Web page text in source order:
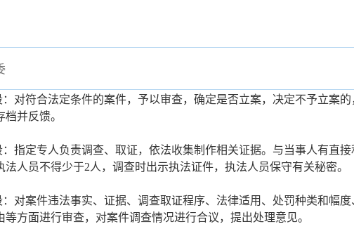
：对符合法定条件的案件，予以审查，确定是否立案，决定不予立案
并反馈。
：指定专人负责调查、取证，依法收集制作相关证据。与当事人有直
法人员不得少于2人，调查时出示执法证件，执法人员保守有关秘密。
：对案件违法事实、证据、调查取证程序、法律适用、处罚种类和幅
等方面进行审查，对案件调查情况进行合议，提出处理意见。